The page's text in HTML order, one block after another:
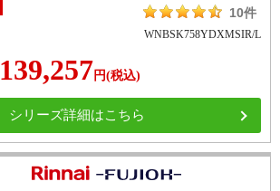
10件
WNBSK758YDXMSIR/L
139,257 円(税込)
シリーズ詳細はこちら